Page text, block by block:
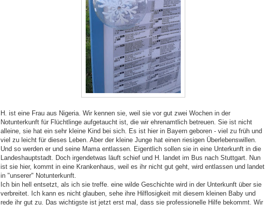
H. ist eine Frau aus Nigeria. Wir kennen sie, weil sie vor gut zwei Wochen in der
Notunterkunft für Flüchtlinge aufgetaucht ist, die wir ehrenamtlich betreuen. Sie ist nicht
alleine, sie hat ein sehr kleine Kind bei sich. Es ist hier in Bayern geboren - viel zu früh und
viel zu leicht für dieses Leben. Aber der kleine Junge hat einen riesigen Überlebenswillen.
Und so werden er und seine Mama entlassen. Eigentlich sollen sie in eine Unterkunft in die
Landeshauptstadt. Doch irgendetwas läuft schief und H. landet im Bus nach Stuttgart. Nun
ist sie hier, kommt in eine Krankenhaus, weil es ihr nicht gut geht, wird entlassen und landet
in "unserer" Notunterkunft.
Ich bin hell entsetzt, als ich sie treffe. eine wilde Geschichte wird in der Unterkunft über sie
verbreitet. Ich kann es nicht glauben, sehe ihre Hilflosigkeit mit diesem kleinen Baby und
rede ihr gut zu. Das wichtigste ist jetzt erst mal, dass sie professionelle Hilfe bekommt. Wir